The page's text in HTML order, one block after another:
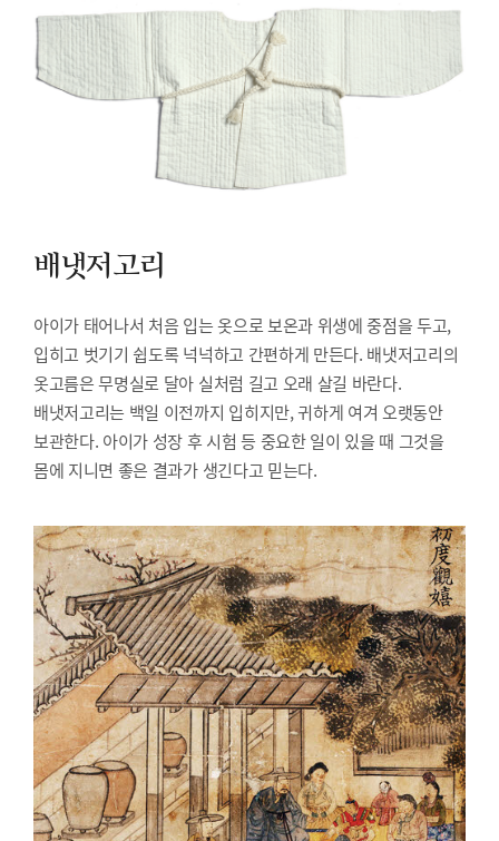
배냇저고리
아이가 태어나서 처음 입는 옷으로 보온과 위생에 중점을 두고,
입히고 벗기기 쉽도록 넉넉하고 간편하게 만든다. 배냇저고리의
옷고름은 무명실로 달아 실처럼 길고 오래 살길 바란다.
배냇저고리는 백일 이전까지 입히지만, 귀하게 여겨 오랫동안
보관한다. 아이가 성장 후 시험 등 중요한 일이 있을 때 그것을
몸에 지니면 좋은 결과가 생긴다고 믿는다.